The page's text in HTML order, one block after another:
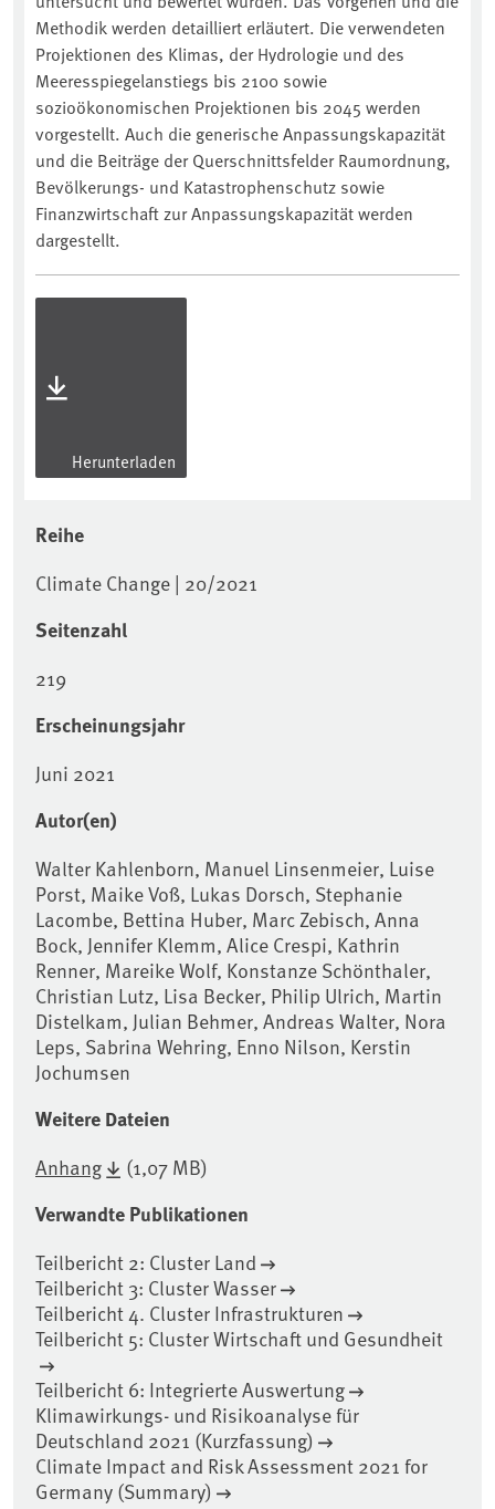
Methodik werden detailliert erläutert. Die verwendeten
Projektionen des Klimas, der Hydrologie und des
Meeresspiegelanstiegs bis 2100 sowie
sozioökonomischen Projektionen bis 2045 werden
vorgestellt. Auch die generische Anpassungskapazität
und die Beiträge der Querschnittsfelder Raumordnung,
Bevölkerungs- und Katastrophenschutz sowie
Finanzwirtschaft zur Anpassungskapazität werden
dargestellt.
Herunterladen
Reihe
Climate Change | 20/2021
Seitenzahl
219
Erscheinungsjahr
Juni 2021
Autor(en)
Walter Kahlenborn, Manuel Linsenmeier, Luise
Porst, Maike Voß, Lukas Dorsch, Stephanie
Lacombe, Bettina Huber, Marc Zebisch, Anna
Bock, Jennifer Klemm, Alice Crespi, Kathrin
Renner, Mareike Wolf, Konstanze Schönthaler,
Christian Lutz, Lisa Becker, Philip Ulrich, Martin
Distelkam, Julian Behmer, Andreas Walter, Nora
Leps, Sabrina Wehring, Enno Nilson, Kerstin
Jochumsen
Weitere Dateien
Anhang (1,07 MB)
Verwandte Publikationen
Teilbericht 2: Cluster Land
Teilbericht 3: Cluster Wasser
Teilbericht 4. Cluster Infrastrukturen
Teilbericht 5: Cluster Wirtschaft und Gesundheit
Teilbericht 6: Integrierte Auswertung
Klimawirkungs- und Risikoanalyse für
Deutschland 2021 (Kurzfassung)
Climate Impact and Risk Assessment 2021 for
Germany (Summary)